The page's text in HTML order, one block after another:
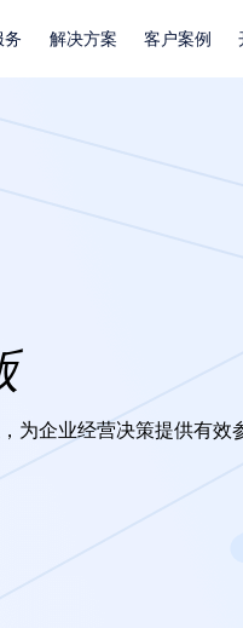
务 解决方案 客户案例
为企业经营决策提供有效